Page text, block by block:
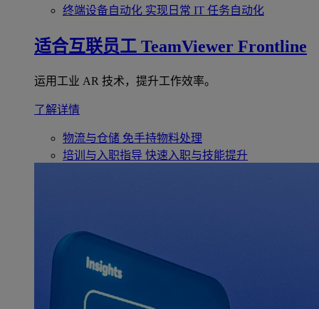
终端设备自动化 实现日常 IT 任务自动化
适合互联员工 TeamViewer Frontline
运用工业 AR 技术，提升工作效率。
了解详情
物流与仓储 免手持物料处理
培训与入职指导 快速入职与技能提升